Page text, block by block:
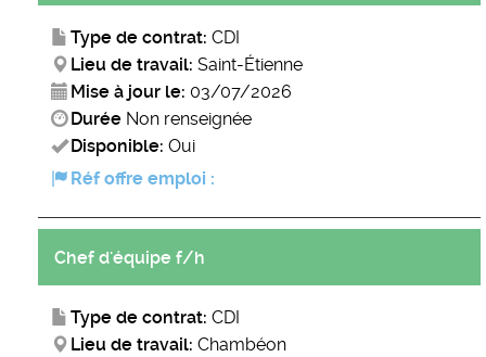
Type de contrat: CDI
Lieu de travail: Saint-Étienne
Mise à jour le: 03/07/2026
Durée Non renseignée
Disponible: Oui
Réf offre emploi :
Chef d'équipe f/h
Type de contrat: CDI
Lieu de travail: Chambéon